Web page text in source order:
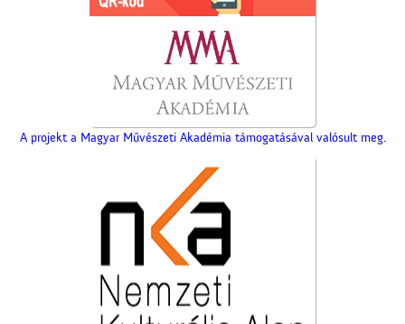
A projekt a Magyar Művészeti Akadémia támogatásával valósult meg.